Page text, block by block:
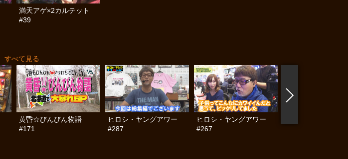
満天アゲ×2カルテット
#39
すべて見る
黄昏☆びんびん物語
#171
ヒロシ・ヤングアワー
#287
ヒロシ・ヤングアワー
#267